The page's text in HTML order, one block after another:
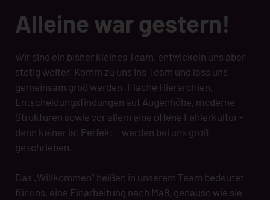
Alleine war gestern!
Wir sind ein bisher kleines Team, entwickeln uns aber
stetig weiter. Komm zu uns ins Team und lass uns
gemeinsam groß werden. Flache Hierarchien,
Entscheidungsfindungen auf Augenhöhe, moderne
Strukturen sowie vor allem eine offene Fehlerkultur –
denn keiner ist Perfekt – werden bei uns groß
geschrieben.
Das „Willkommen“ heißen in unserem Team bedeutet
für uns, eine Einarbeitung nach Maß, genauso wie sie